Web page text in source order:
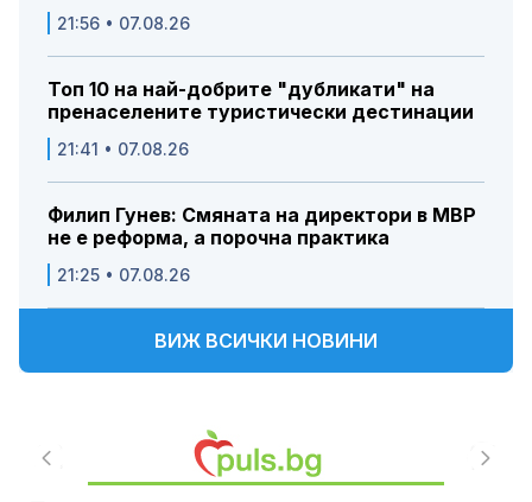
21:56 • 07.08.26
Топ 10 на най-добрите "дубликати" на
пренаселените туристически дестинации
21:41 • 07.08.26
Филип Гунев: Смяната на директори в МВР
не е реформа, а порочна практика
21:25 • 07.08.26
ВИЖ ВСИЧКИ НОВИНИ